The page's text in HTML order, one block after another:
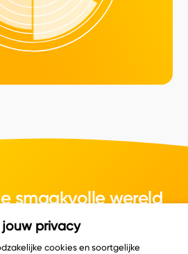
smaakvolle wereld
van kaas.
jouw privacy
cookies en soortgelijke